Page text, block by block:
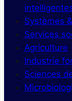
Systèmes
Services
Agriculture
Industrie
Sciences